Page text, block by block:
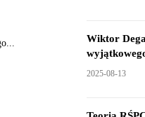
Wiktor
2025-08-13